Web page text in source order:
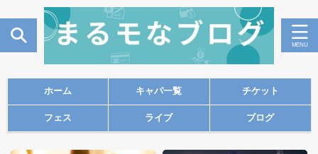
ホーム キャパ一覧 チケット
フェス ライブ ブログ